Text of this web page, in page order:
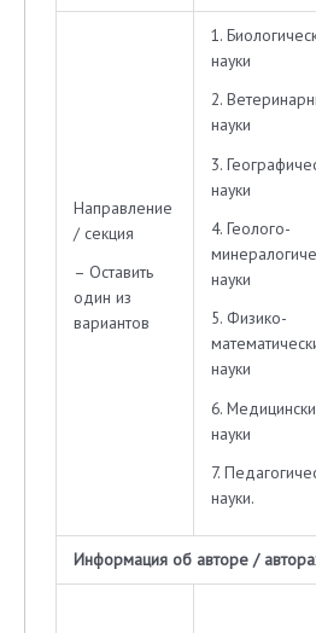
Направление
/ секция
– Оставить
один из
вариантов
1.
науки
2.
науки
3.
науки
4. Геолого-
науки
5. Физико-
науки
6.
науки
7.
науки.
Информация об авторе /